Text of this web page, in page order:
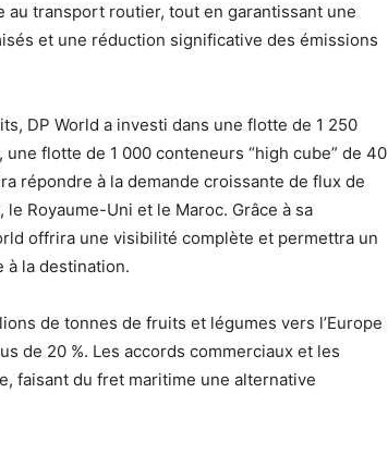
transport routier, tout en garantissant une
et une réduction significative des émissions
DP World a investi dans une flotte de 1 250
flotte de 1 000 conteneurs “high cube” de 40
répondre à la demande croissante de flux de
Royaume-Uni et le Maroc. Grâce à sa
offrira une visibilité complète et permettra un
à la destination.
de tonnes de fruits et légumes vers l’Europe
de 20 %. Les accords commerciaux et les
faisant du fret maritime une alternative